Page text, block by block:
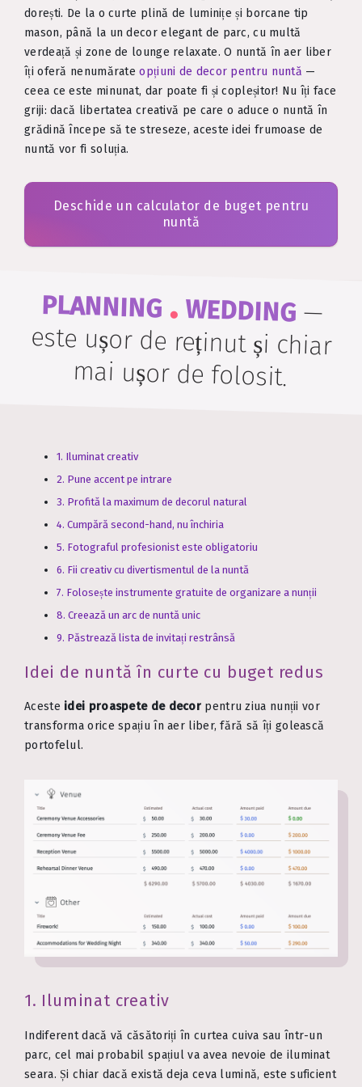
dorești. De la o curte plină de luminițe și borcane tip
mason, până la un decor elegant de parc, cu multă
verdeață și zone de lounge relaxate. O nuntă în aer liber
îți oferă nenumărateopțiuni de decor pentru nuntă —
ceea ce este minunat, dar poate fi și copleșitor! Nu îți face
griji: dacă libertatea creativă pe care o aduce o nuntă în
grădină începe să te streseze, aceste idei frumoase de
nuntă vor fi soluția.
Deschide un calculator de buget pentru
nuntă
PLANNING . WEDDING—
este ușor de reținut și chiar
mai ușor de folosit.
1. Iluminat creativ
2. Pune accent pe intrare
3. Profită la maximum de decorul natural
4. Cumpără second-hand, nu închiria
5. Fotograful profesionist este obligatoriu
6. Fii creativ cu divertismentul de la nuntă
7. Folosește instrumente gratuite de organizare a nunții
8. Creează un arc de nuntă unic
9. Păstrează lista de invitați restrânsă
Idei de nuntă în curte cu buget redus
Aceste idei proaspete de decor pentru ziua nunții vor
transforma orice spațiu în aer liber, fără să îți golească
portofelul.
1. Iluminat creativ
Indiferent dacă vă căsătoriți în curtea cuiva sau într-un
parc, cel mai probabil spațiul va avea nevoie de iluminat
seara. Și chiar dacă există deja ceva lumină, este suficient